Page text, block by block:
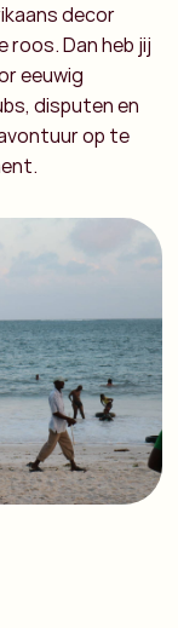
decor
roos. Dan heb jij
eeuwig
disputen en
op te